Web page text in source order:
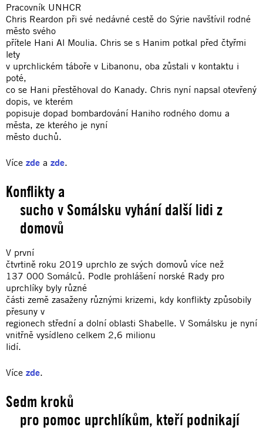
Pracovník UNHCR
Chris Reardon při své nedávné cestě do Sýrie navštívil rodné
město svého
přítele Hani Al Moulia. Chris se s Hanim potkal před čtyřmi
lety
v uprchlickém táboře v Libanonu, oba zůstali v kontaktu i
poté,
co se Hani přestěhoval do Kanady. Chris nyní napsal otevřený
dopis, ve kterém
popisuje dopad bombardování Haniho rodného domu a
města, ze kterého je nyní
město duchů.
Více zde a zde.
Konflikty a
sucho v Somálsku vyhání další lidi z
domovů
V první
čtvrtině roku 2019 uprchlo ze svých domovů více než
137 000 Somálců. Podle prohlášení norské Rady pro
uprchlíky byly různé
části země zasaženy různými krizemi, kdy konflikty způsobily
přesuny v
regionech střední a dolní oblasti Shabelle. V Somálsku je nyní
vnitřně vysídleno celkem 2,6 milionu
lidí.
Více zde.
Sedm kroků
pro pomoc uprchlíkům, kteří podnikají